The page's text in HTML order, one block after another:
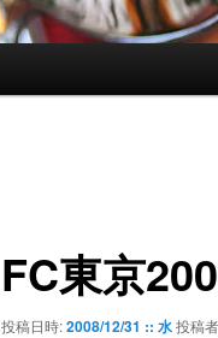
FC東京
投稿日時:2008/12/31 :: 水投稿